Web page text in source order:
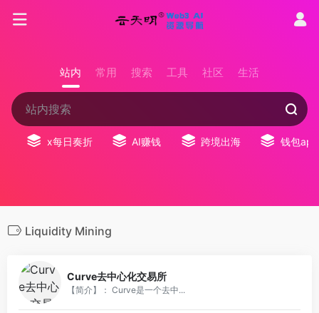
站内 常用 搜索 工具 社区 生活
x每日奏折 AI赚钱 跨境出海 钱包app
Liquidity Mining
Curve去中心化交易所
【简介】： Curve是一个去中...